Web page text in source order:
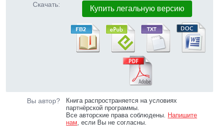
Скачать: Купить легальную версию
Вы автор?
Книга распространяется на условиях
партнёрской программы.
Все авторские права соблюдены. Напишите
нам, если Вы не согласны.